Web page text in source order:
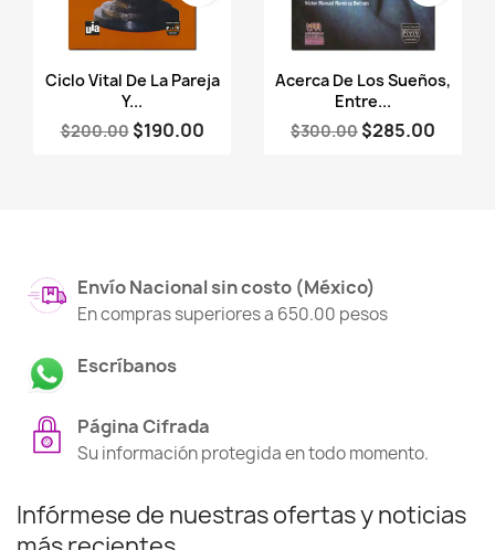
Vista rápida
Ciclo Vital De La Pareja
Y...
$200.00 $190.00
Vista rápida
Acerca De Los Sueños,
Entre...
$300.00 $285.00
Envío Nacional sin costo (México)
En compras superiores a 650.00 pesos
Escríbanos
Página Cifrada
Su información protegida en todo momento.
Infórmese de nuestras ofertas y noticias